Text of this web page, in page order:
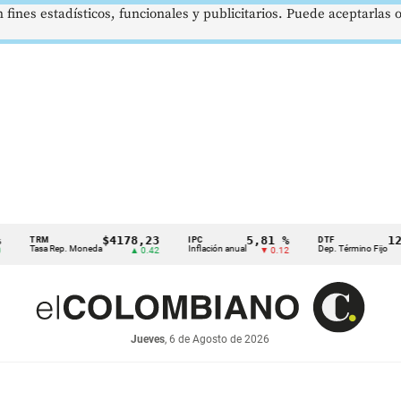
TRM
Tasa Rep. Moneda
$4178,23
▲ 0.42
IPC
Inflación anual
5,81 %
▼ 0.12
DTF
Dep. Término Fijo
12,48
▲
Jueves, 6 de Agosto de 2026
estadísticos, funcionales y publicitarios. Puede aceptarlas